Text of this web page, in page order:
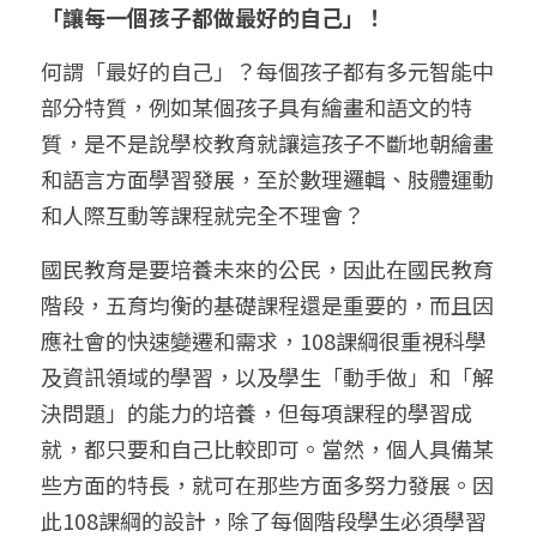
「讓每一個孩子都做最好的自己」！
何謂「最好的自己」？每個孩子都有多元智能中
部分特質，例如某個孩子具有繪畫和語文的特
質，是不是說學校教育就讓這孩子不斷地朝繪畫
和語言方面學習發展，至於數理邏輯、肢體運動
和人際互動等課程就完全不理會？
國民教育是要培養未來的公民，因此在國民教育
階段，五育均衡的基礎課程還是重要的，而且因
應社會的快速變遷和需求，108課綱很重視科學
及資訊領域的學習，以及學生「動手做」和「解
決問題」的能力的培養，但每項課程的學習成
就，都只要和自己比較即可。當然，個人具備某
些方面的特長，就可在那些方面多努力發展。因
此108課綱的設計，除了每個階段學生必須學習